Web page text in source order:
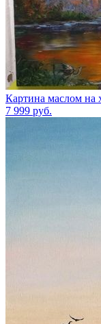
Картина маслом на
7 999 руб.